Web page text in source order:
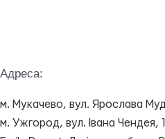
Адреса:
м. Мукачево, вул. Ярослава
м. Ужгород, вул. Івана Чендея,